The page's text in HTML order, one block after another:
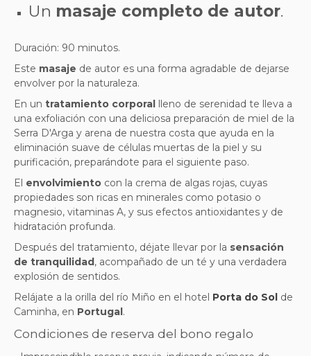
Un masaje completo de autor.
Duración: 90 minutos.
Este masaje de autor es una forma agradable de dejarse
envolver por la naturaleza.
En un tratamiento corporal lleno de serenidad te lleva a
una exfoliación con una deliciosa preparación de miel de la
Serra D'Arga y arena de nuestra costa que ayuda en la
eliminación suave de células muertas de la piel y su
purificación, preparándote para el siguiente paso.
El envolvimiento con la crema de algas rojas, cuyas
propiedades son ricas en minerales como potasio o
magnesio, vitaminas A, y sus efectos antioxidantes y de
hidratación profunda.
Después del tratamiento, déjate llevar por la sensación
de tranquilidad, acompañado de un té y una verdadera
explosión de sentidos.
Relájate a la orilla del río Miño en el hotel Porta do Sol de
Caminha, en Portugal.
Condiciones de reserva del bono regalo